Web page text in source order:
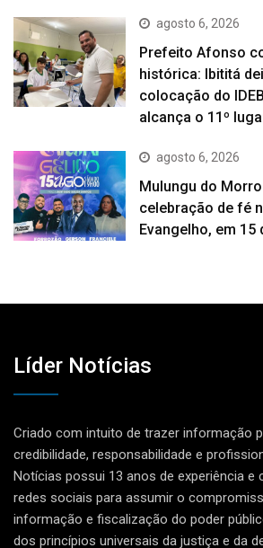
agosto 6, 2026
Prefeito Afonso
histórica: Ibititá
colocação do
alcança o 11º
agosto 6, 2026
Mulungu do
celebração de fé
Evangelho, em 15
Líder Notícias
Criado com intuito de trazer informação
credibilidade, responsabilidade e
Notícias possui 13 anos de experiência e
redes sociais para assumir o
informação e fiscalização do poder
dos princípios universais da justiça e da